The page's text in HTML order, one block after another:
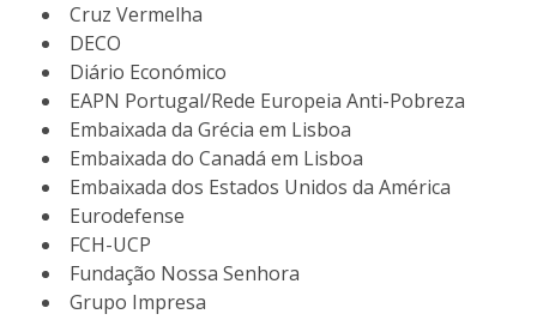
Cruz Vermelha
DECO
Diário Económico
EAPN Portugal/Rede Europeia Anti-Pobreza
Embaixada da Grécia em Lisboa
Embaixada do Canadá em Lisboa
Embaixada dos Estados Unidos da América
Eurodefense
FCH-UCP
Fundação Nossa Senhora
Grupo Impresa